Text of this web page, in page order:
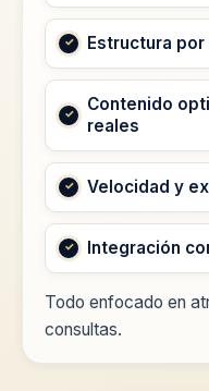
Estructura
Contenido
reales
Velocidad y
Integración
Todo enfocado en
consultas.